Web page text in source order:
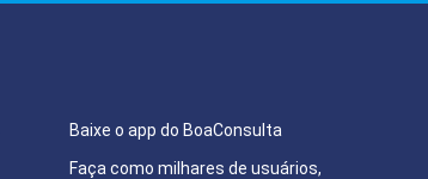
Baixe o app do BoaConsulta
Faça como milhares de usuários,